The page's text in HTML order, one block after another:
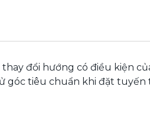
đổi hướng có điều kiện
góc tiêu chuẩn khi đặt tuyến